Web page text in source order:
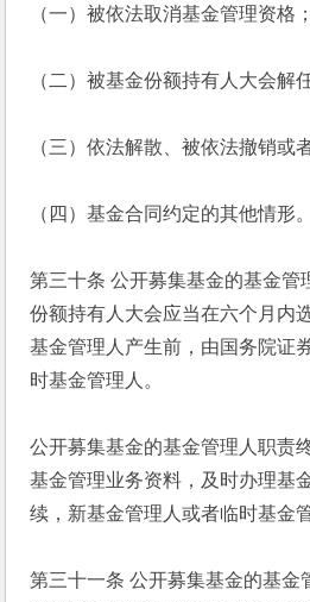
（一）被依法取消基金管理资格；
（二）被基金份额持有人大会解
（三）依法解散、被依法撤销或
（四）基金合同约定的其他情形。
第三十条 公开募集基金的基金管
份额持有人大会应当在六个月内
基金管理人产生前，由国务院证
时基金管理人。
公开募集基金的基金管理人职责
基金管理业务资料，及时办理基
续，新基金管理人或者临时基金
第三十一条 公开募集基金的基金